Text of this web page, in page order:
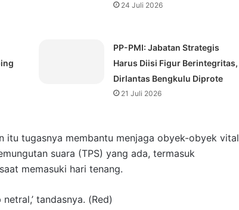
24 Juli 2026
⁠PP-PMI: Jabatan Strategis
Harus Diisi Figur Berintegritas,
Dirlantas Bengkulu Diprote
21 Juli 2026
itu tugasnya membantu menjaga obyek-obyek vital
suara (TPS) yang ada, termasuk
memasuki hari tenang.
tandasnya. (Red)